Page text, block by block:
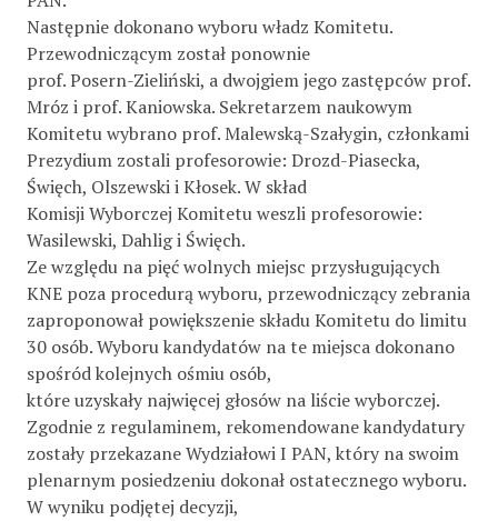
Następnie dokonano wyboru władz Komitetu.
Przewodniczącym został ponownie
prof. Posern-Zieliński, a dwojgiem jego zastępców prof.
Mróz i prof. Kaniowska. Sekretarzem naukowym
Komitetu wybrano prof. Malewską-Szałygin, członkami
Prezydium zostali profesorowie: Drozd-Piasecka,
Święch, Olszewski i Kłosek. W skład
Komisji Wyborczej Komitetu weszli profesorowie:
Wasilewski, Dahlig i Święch.
Ze względu na pięć wolnych miejsc przysługujących
KNE poza procedurą wyboru, przewodniczący zebrania
zaproponował powiększenie składu Komitetu do limitu
30 osób. Wyboru kandydatów na te miejsca dokonano
spośród kolejnych ośmiu osób,
które uzyskały najwięcej głosów na liście wyborczej.
Zgodnie z regulaminem, rekomendowane kandydatury
zostały przekazane Wydziałowi I PAN, który na swoim
plenarnym posiedzeniu dokonał ostatecznego wyboru.
W wyniku podjętej decyzji,